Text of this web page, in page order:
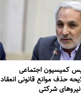
کمیسیون اجتماعی
حذف موانع قانونی انعقاد
نیروهای شرکتی